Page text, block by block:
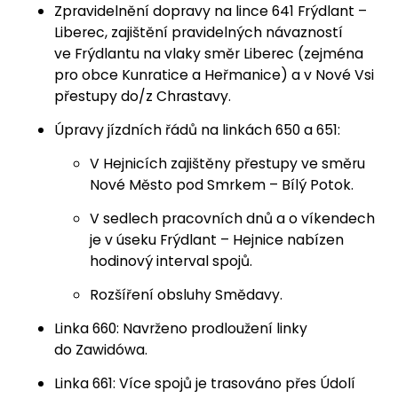
Zpravidelnění dopravy na lince 641 Frýdlant –
Liberec, zajištění pravidelných návazností
ve Frýdlantu na vlaky směr Liberec (zejména
pro obce Kunratice a Heřmanice) a v Nové Vsi
přestupy do/z Chrastavy.
Úpravy jízdních řádů na linkách 650 a 651:
V Hejnicích zajištěny přestupy ve směru
Nové Město pod Smrkem – Bílý Potok.
V sedlech pracovních dnů a o víkendech
je v úseku Frýdlant – Hejnice nabízen
hodinový interval spojů.
Rozšíření obsluhy Smědavy.
Linka 660: Navrženo prodloužení linky
do Zawidówa.
Linka 661: Více spojů je trasováno přes Údolí